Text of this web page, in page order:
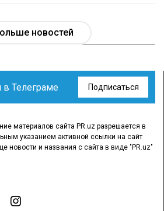
новостей
Телеграме Подписаться
материалов сайта PR.uz разрешается в
указанием активной ссылки на сайт
новости и названия с сайта в виде "PR.uz"